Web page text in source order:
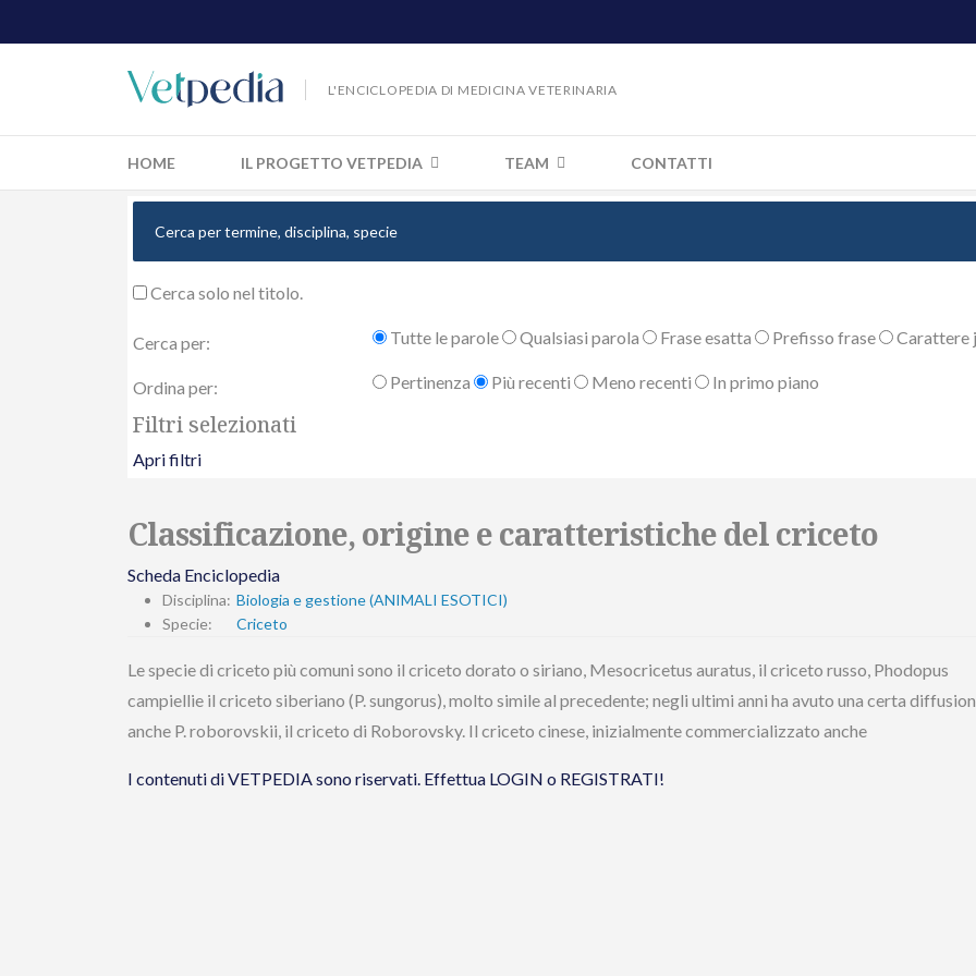
L'ENCICLOPEDIA DI MEDICINA VETERINARIA
HOME IL PROGETTO VETPEDIA TEAM CONTATTI
Cerca solo nel titolo.
Cerca per: Tutte le parole Qualsiasi parola Frase esatta Prefisso frase Carattere
Ordina per: Pertinenza Più recenti Meno recenti In primo piano
Filtri selezionati
Apri filtri
Classificazione, origine e caratteristiche del criceto
Scheda Enciclopedia
Disciplina: Biologia e gestione (ANIMALI ESOTICI)
Specie:
Criceto
Le specie di criceto più comuni sono il criceto dorato o siriano, Mesocricetus auratus, il criceto russo, Phodopus
campiellie il criceto siberiano (P. sungorus), molto simile al precedente; negli ultimi anni ha avuto una certa
anche P. roborovskii, il criceto di Roborovsky. Il criceto cinese, inizialmente commercializzato anche
I contenuti di VETPEDIA sono riservati. Effettua LOGIN o REGISTRATI!